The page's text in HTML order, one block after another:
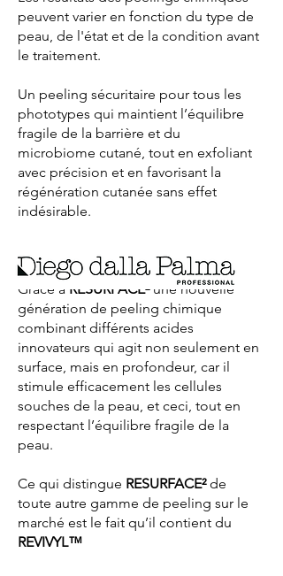
peuvent varier en fonction du type de
peau, de l'état et de la condition avant
le traitement.
Un peeling sécuritaire pour tous les
phototypes qui maintient l’équilibre
fragile de la barrière et du
microbiome cutané, tout en exfoliant
avec précision et en favorisant la
régénération cutanée sans effet
indésirable.
Grâce à RESURFACE²une nouvelle
génération de peeling chimique
combinant différents acides
innovateurs qui agit non seulement en
surface, mais en profondeur, car il
stimule efficacement les cellules
souches de la peau, et ceci, tout en
respectant l’équilibre fragile de la
peau.
Ce qui distingue RESURFACE²de
toute autre gamme de peeling sur le
marché est le fait qu’il contient du
REVIVYL™